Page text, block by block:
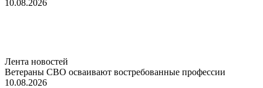
10.08.2026
Лента новостей
Ветераны СВО осваивают востребованные профессии
10.08.2026